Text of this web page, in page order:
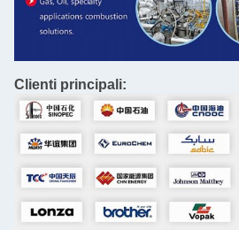
Clienti principali: